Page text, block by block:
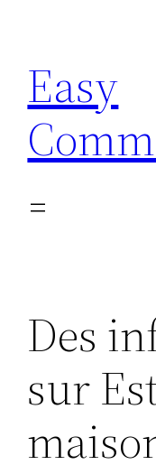
contenu
Easy
Des
sur